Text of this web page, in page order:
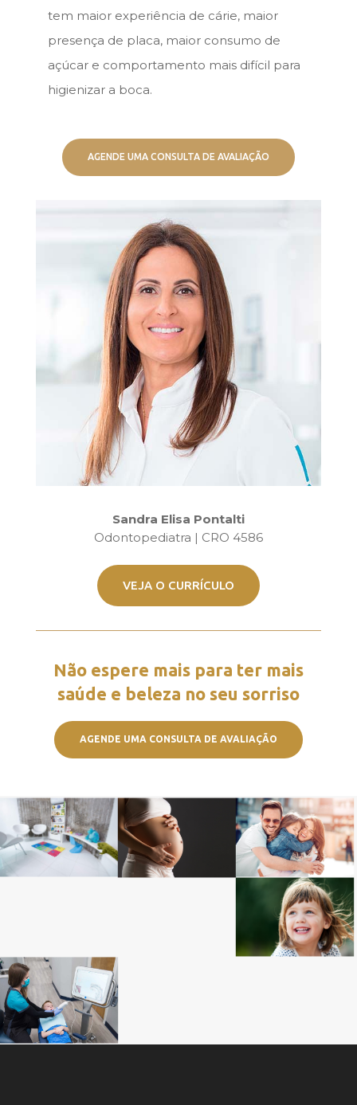
tem maior experiência de cárie, maior
presença de placa, maior consumo de
açúcar e comportamento mais difícil para
higienizar a boca.
AGENDE UMA CONSULTA DE AVALIAÇÃO
Sandra Elisa Pontalti
Odontopediatra | CRO 4586
VEJA O CURRÍCULO
Não espere mais para ter mais
saúde e beleza no seu sorriso
AGENDE UMA CONSULTA DE AVALIAÇÃO